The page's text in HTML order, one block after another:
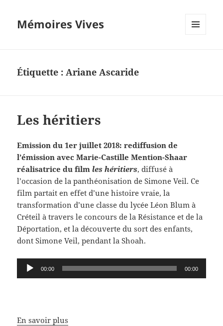
Mémoires Vives
Étiquette :Ariane Ascaride
Les héritiers
Emission du 1er juillet 2018: rediffusion de
l’émission avec Marie-Castille Mention-Shaar
réalisatrice du filmles héritiers, diffusé à
l’occasion de la panthéonisation de Simone Veil. Ce
film partait en effet d’une histoire vraie, la
transformation d’une classe du lycée Léon Blum à
Créteil à travers le concours de la Résistance et de la
Déportation, et la découverte du sort des enfants,
dont Simone Veil, pendant la Shoah.
Lecteur
audio
00:00 00:00
En savoir plus